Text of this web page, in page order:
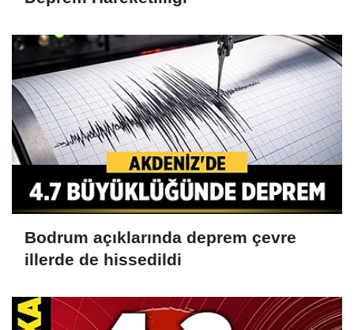
Bodrum açıklarında deprem çevre
illerde de hissedildi